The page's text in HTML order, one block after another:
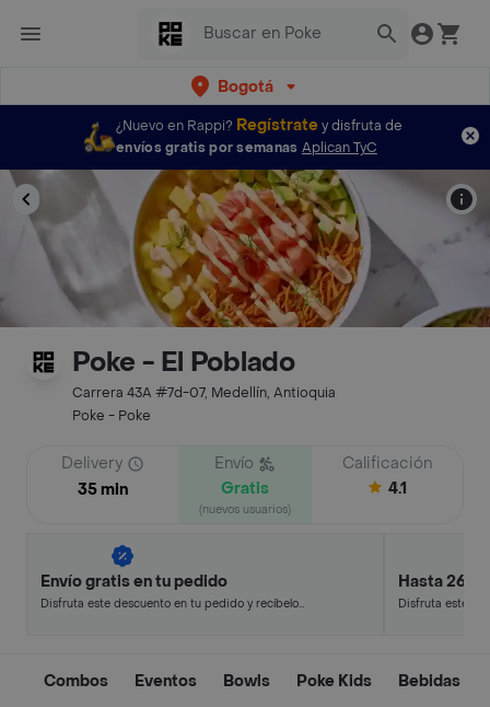
Bogotá
¿Nuevo en Rappi? Regístratey disfruta de
envíos gratis por semanas Aplican TyC
Poke - El Poblado
Carrera 43A #7d-07, Medellín, Antioquia
Poke - Poke
Delivery
35 min
Envío
Gratis
(nuevos usuarios)
Calificación
4.1
Envío gratis en tu pedido
Disfruta este descuento en tu pedido y recíbelo
Hasta 26%
Disfruta este
Combos Eventos Bowls Poke Kids Bebidas